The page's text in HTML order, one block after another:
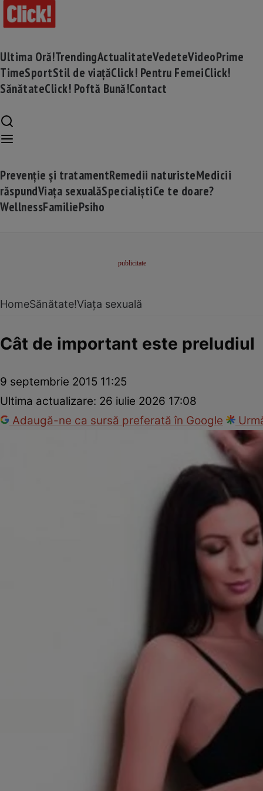
Ultima Oră!TrendingActualitateVedeteVideoPrime
TimeSportStil de viațăClick! Pentru FemeiClick!
SănătateClick! Poftă Bună!Contact
Prevenție și tratamentRemedii naturisteMedicii
răspundViața sexualăSpecialiștiCe te doare?
WellnessFamiliePsiho
HomeSănătate!Viața sexuală
Cât de important este preludiul
9 septembrie 2015 11:25
Ultima actualizare: 26 iulie 2026 17:08
Adaugă-ne ca sursă preferată în Google